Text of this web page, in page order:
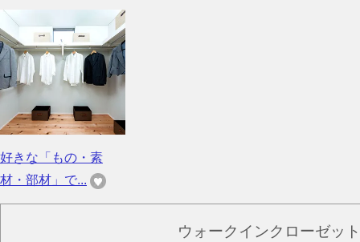
好きな「もの・素
材・部材」で...
ウォークインクローゼッ